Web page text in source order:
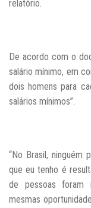
relatório.
De acordo com o
salário mínimo, em
dois homens para
salários mínimos”.
“No Brasil, ninguém
que eu tenho é
de pessoas foram
mesmas